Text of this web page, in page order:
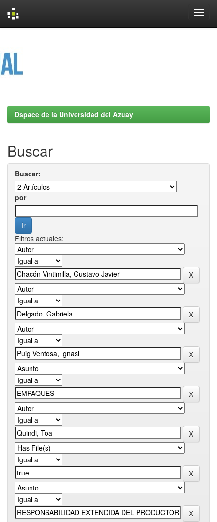
Dspace de la Universidad del Azuay
Buscar
Buscar:
por
Filtros actuales: